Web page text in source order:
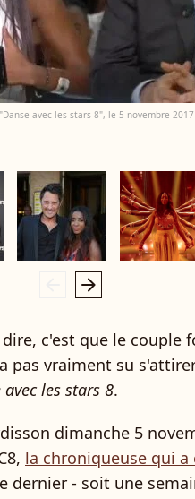
avec les stars 8", le 5 novembre
arrow_right
c'est que le couple
pas vraiment su
avec les stars 8.
dimanche 5
la chroniqueuse qui
dernier - soit une